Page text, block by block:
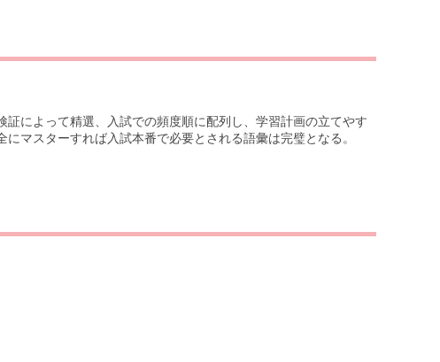
によって精選、入試での頻度順に配列し、学習計画の立てやす
マスターすれば入試本番で必要とされる語彙は完璧となる。